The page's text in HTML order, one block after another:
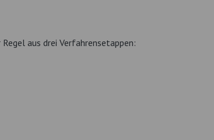
aus drei Verfahrensetappen: